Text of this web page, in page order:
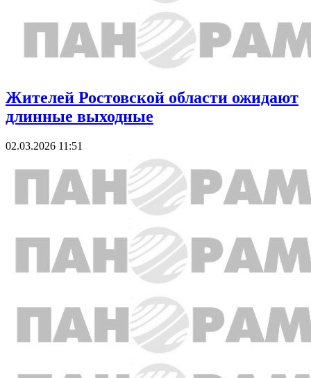
Жителей Ростовской области ожидают
длинные выходные
02.03.2026 11:51